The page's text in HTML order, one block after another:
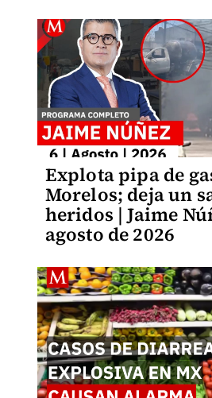
Explota pipa de
Morelos; deja un
heridos | Jaime
agosto de 2026